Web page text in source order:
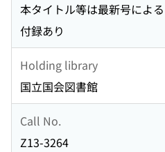
本タイトル等は最新号による
付録あり
Holding library
国立国会図書館
Call No.
Z13-3264